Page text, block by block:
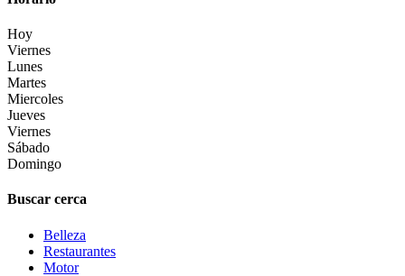
Hoy
Viernes
Lunes
Martes
Miercoles
Jueves
Viernes
Sábado
Domingo
Buscar cerca
Belleza
Restaurantes
Motor